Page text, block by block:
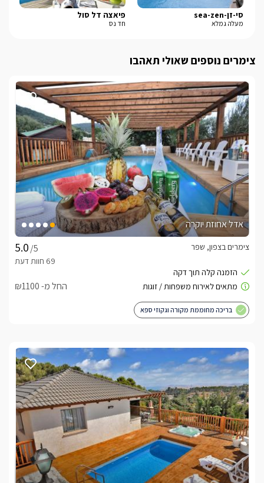
סי-זן-sea-zen
מעלה גמלא
פיאצה דל סול
חד נס
צימרים נוספים שאולי תאהבו
אדל אחוזת יוקרה
/5
צימרים בצפון, שפר
החל מ- ₪1100
בריכה מחוממת מקורה וגקוזי ספא